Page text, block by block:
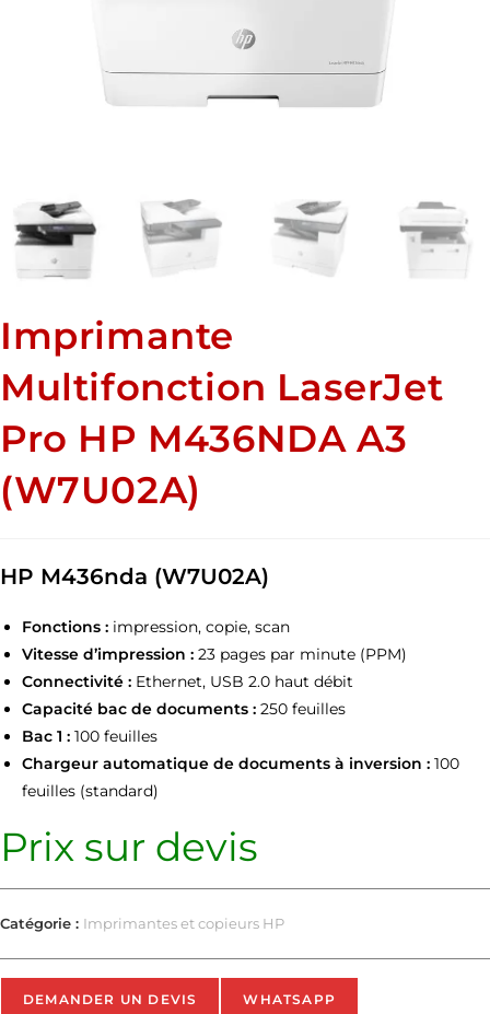
Imprimante
Multifonction LaserJet
Pro HP M436NDA A3
(W7U02A)
HP M436nda (W7U02A)
Fonctions : impression, copie, scan
Vitesse d’impression : 23 pages par minute (PPM)
Connectivité : Ethernet, USB 2.0 haut débit
Capacité bac de documents : 250 feuilles
Bac 1 : 100 feuilles
Chargeur automatique de documents à inversion : 100
feuilles (standard)
Prix sur devis
Catégorie : Imprimantes et copieurs HP
DEMANDER UN DEVIS WHATSAPP